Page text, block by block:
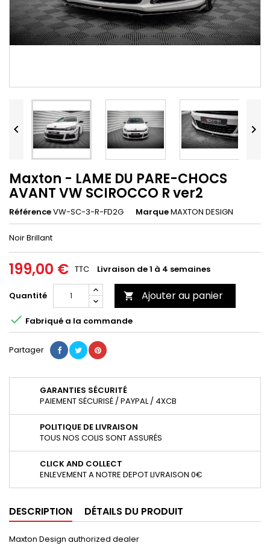
 
Maxton - LAME DU PARE-CHOCS
AVANT VW SCIROCCO R ver2
RéférenceVW-SC-3-R-FD2G MarqueMAXTON DESIGN
Noir Brillant
199,00 € TTC Livraison de 1 à 4 semaines
Quantité  Ajouter au panier
 Fabriqué a la commande
Partager
GARANTIES SÉCURITÉ
PAIEMENT SÉCURISÉ / PAYPAL / 4XCB
POLITIQUE DE LIVRAISON
TOUS NOS COLIS SONT ASSURÉS
CLICK AND COLLECT
ENLEVEMENT A NOTRE DEPOT LIVRAISON 0€
DESCRIPTION DÉTAILS DU PRODUIT
Maxton Design authorized dealer